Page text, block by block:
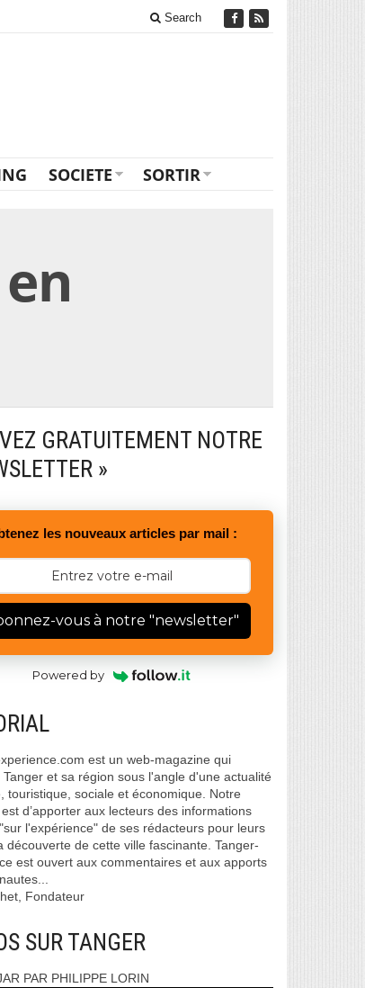
Search
SOCIETE SORTIR
GRATUITEMENT NOTRE
»
les nouveaux articles par mail :
vous à notre "newsletter"
Powered by
est un web-magazine qui
Tanger et sa région sous l'angle d'une actualité
touristique, sociale et économique. Notre
d’apporter aux lecteurs des informations
l'expérience" de ses rédacteurs pour leurs
découverte de cette ville fascinante. Tanger-
est ouvert aux commentaires et aux apports
Fondateur
SUR TANGER
PAR PHILIPPE LORIN